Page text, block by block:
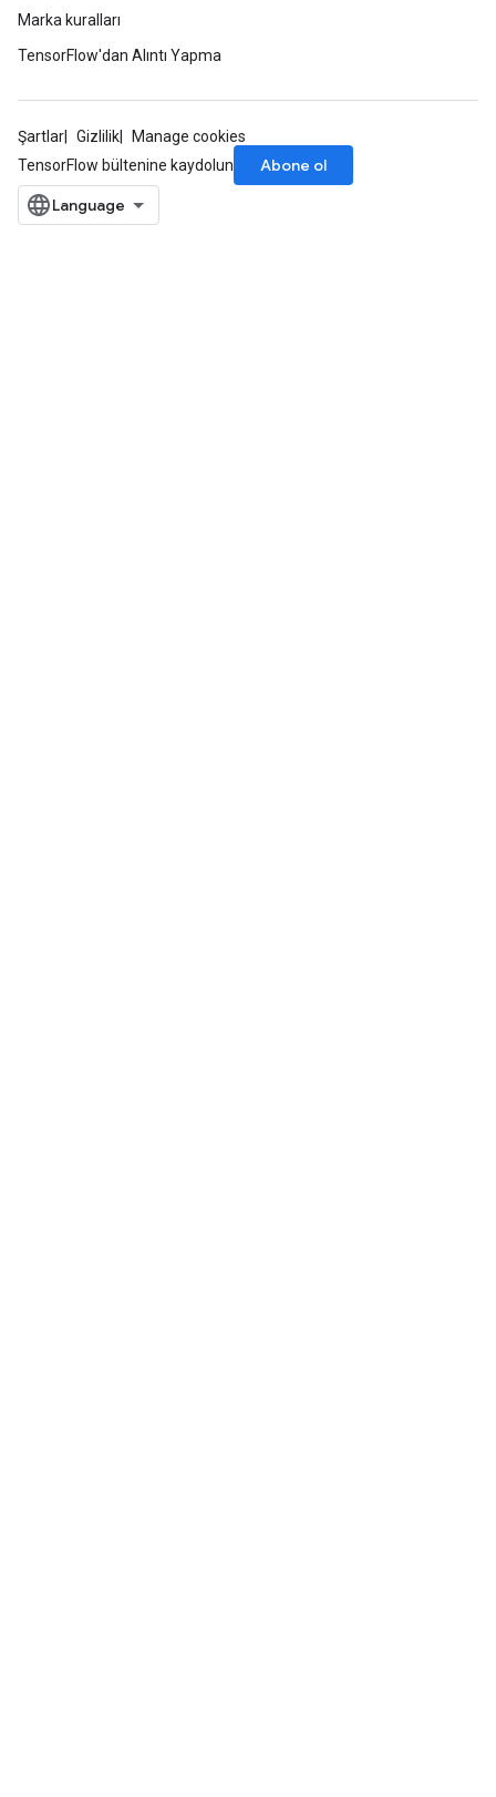
Marka kuralları
TensorFlow'dan Alıntı Yapma
Şartlar Gizlilik
Manage cookies
TensorFlow bültenine kaydolun
Abone ol